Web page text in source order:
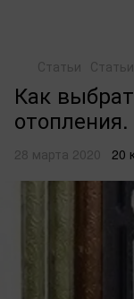
Статьи
Как
28 марта 2020 20